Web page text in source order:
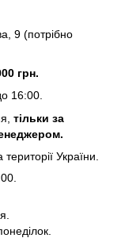
9 (потрібно
грн.
16:00.
тільки за
України.